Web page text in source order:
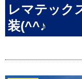
レマテック
装(^^♪